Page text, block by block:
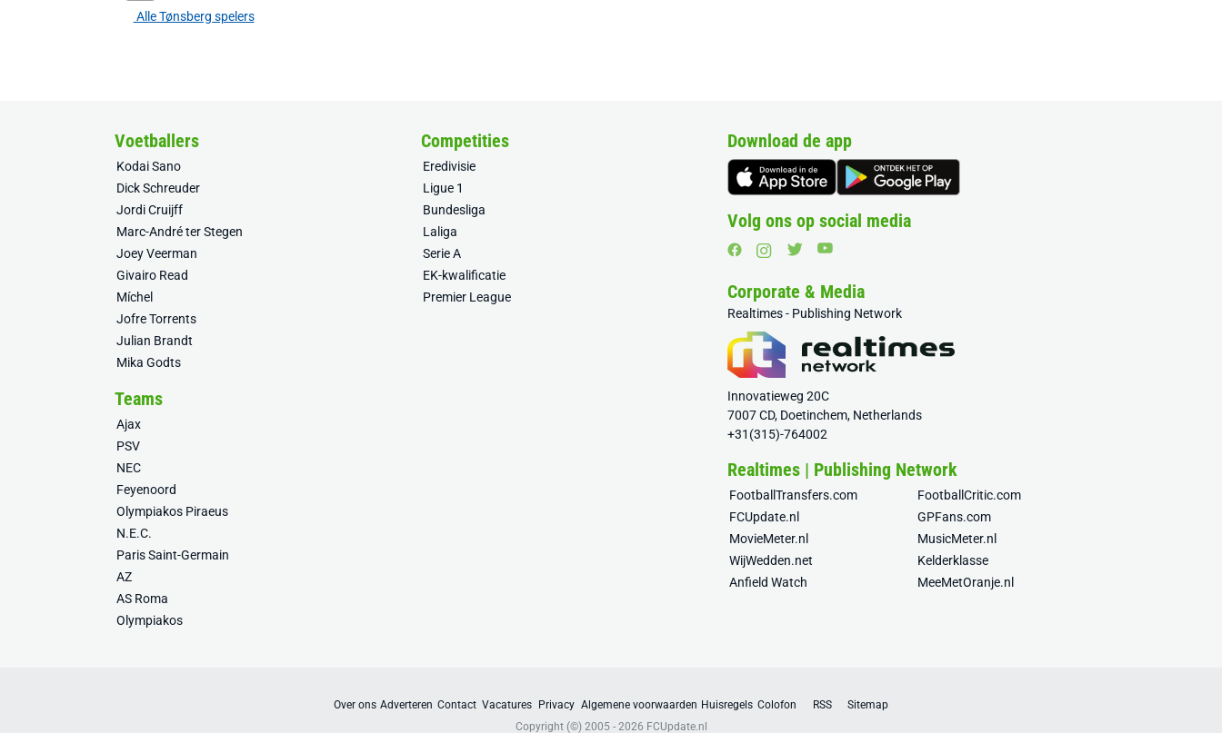
Alle Tønsberg spelers
Voetballers
Kodai Sano
Dick Schreuder
Jordi Cruijff
Marc-André ter Stegen
Joey Veerman
Givairo Read
Míchel
Jofre Torrents
Julian Brandt
Mika Godts
Competities
Eredivisie
Ligue 1
Bundesliga
Laliga
Serie A
EK-kwalificatie
Premier League
Teams
Ajax
PSV
NEC
Feyenoord
Olympiakos Piraeus
N.E.C.
Paris Saint-Germain
AZ
AS Roma
Olympiakos
Download de app
Volg ons op social media
Corporate & Media
Realtimes - Publishing Network
Innovatieweg 20C
7007 CD, Doetinchem, Netherlands
+31(315)-764002
Realtimes | Publishing Network
FootballTransfers.com
FootballCritic.com
FCUpdate.nl
GPFans.com
MovieMeter.nl
MusicMeter.nl
WijWedden.net
Kelderklasse
Anfield Watch
MeeMetOranje.nl
Over ons Adverteren Contact Vacatures Privacy Algemene voorwaarden Huisregels Colofon RSS
Sitemap
Copyright (©) 2005 - 2026 FCUpdate.nl